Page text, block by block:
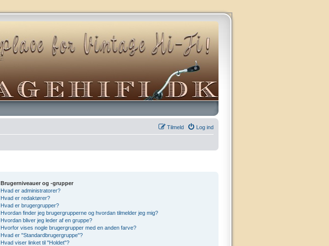
Log ind
Tilmeld
Brugerniveauer og -grupper
Hvad er administratorer?
Hvad er redaktører?
Hvad er brugergrupper?
Hvordan finder jeg brugergrupperne og hvordan tilmelder jeg mig?
Hvordan bliver jeg leder af en gruppe?
Hvorfor vises nogle brugergrupper med en anden farve?
Hvad er "Standardbrugergruppe"?
Hvad viser linket til "Holdet"?